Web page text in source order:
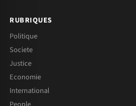
RUBRIQUES
Politique
Societe
Justice
Economie
International